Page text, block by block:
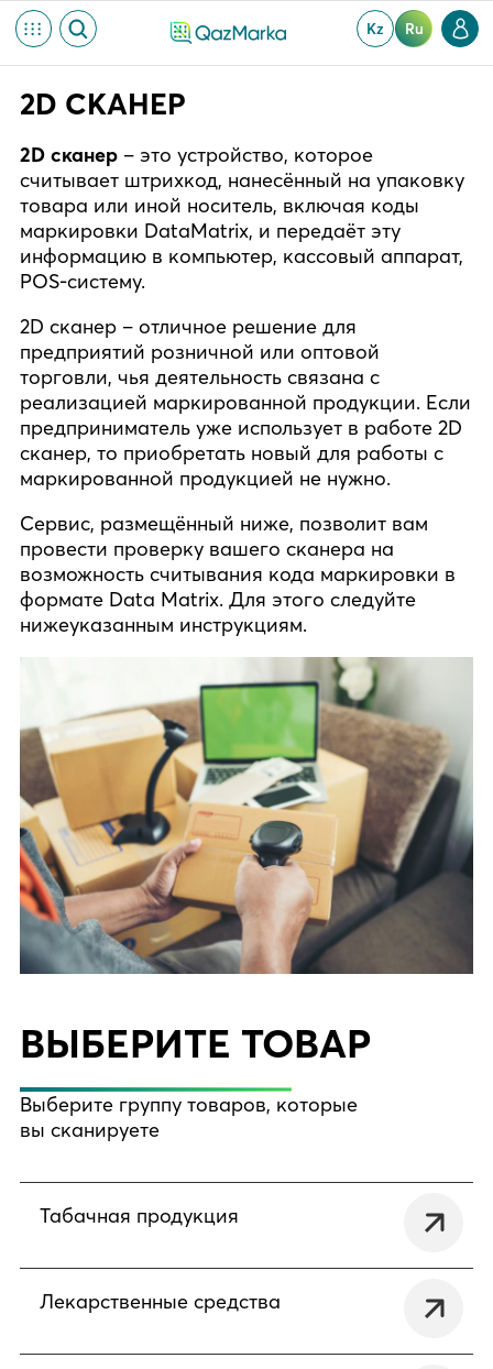
Ru
Kz
2D СКАНЕР
2D сканер – это устройство, которое
считывает штрихкод, нанесённый на упаковку
товара или иной носитель, включая коды
маркировки DataMatrix, и передаёт эту
информацию в компьютер, кассовый аппарат,
POS-систему.
2D сканер – отличное решение для
предприятий розничной или оптовой
торговли, чья деятельность связана с
реализацией маркированной продукции. Если
предприниматель уже использует в работе 2D
сканер, то приобретать новый для работы с
маркированной продукцией не нужно.
Сервис, размещённый ниже, позволит вам
провести проверку вашего сканера на
возможность считывания кода маркировки в
формате Data Matrix. Для этого следуйте
нижеуказанным инструкциям.
ВЫБЕРИТЕ ТОВАР
Выберите группу товаров, которые
вы сканируете
Табачная продукция
Лекарственные средства